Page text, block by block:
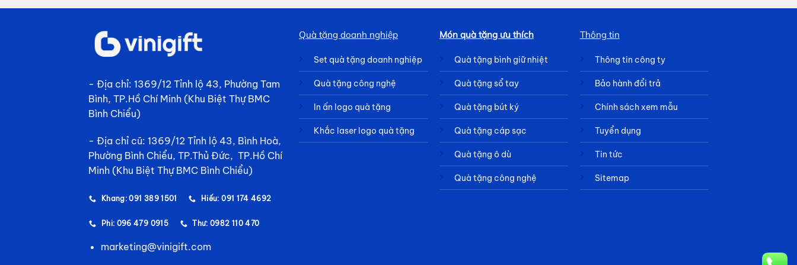
- Địa chỉ: 1369/12 Tỉnh lộ 43, Phường Tam
Bình, TP.Hồ Chí Minh (Khu Biệt Thự BMC
Bình Chiểu)
- Địa chỉ cũ: 1369/12 Tỉnh lộ 43, Bình Hoà,
Phường Bình Chiểu, TP.Thủ Đức, TP.Hồ Chí
Minh (Khu Biệt Thự BMC Bình Chiểu)
Khang: 091 389 1501 Hiếu: 091 174 4692
Phi: 096 479 0915 Thư: 0982 110 470
marketing@vinigift.com
Quà tặng doanh nghiệp
Set quà tặng doanh nghiệp
Quà tặng công nghệ
In ấn logo quà tặng
Khắc laser logo quà tặng
Món quà tặng ưu thích
Quà tặng bình giữ nhiệt
Quà tặng sổ tay
Quà tặng bút ký
Quà tặng cáp sạc
Quà tặng ô dù
Quà tặng công nghệ
Thông tin
Thông tin công ty
Bảo hành đổi trả
Chính sách xem mẫu
Tuyển dụng
Tin tức
Sitemap